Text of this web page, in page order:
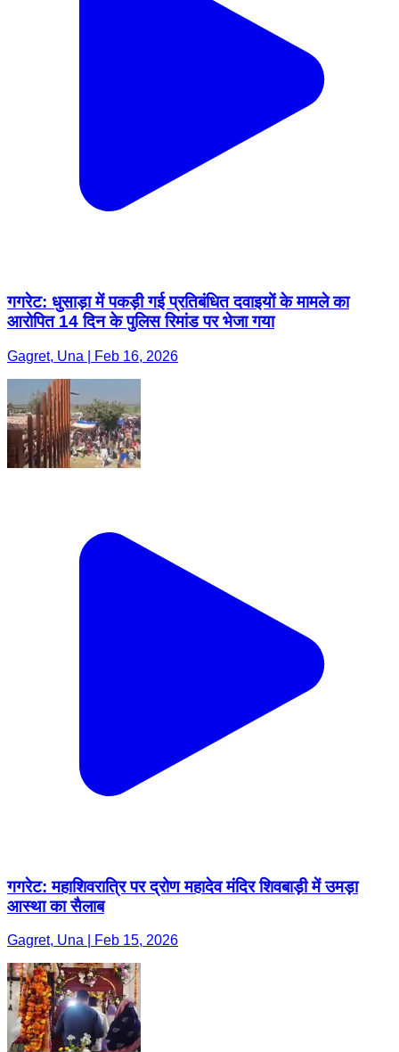
गगरेट: धुसाड़ा में पकड़ी गई प्रतिबंधित दवाइयों के मामले का
आरोपित 14 दिन के पुलिस रिमांड पर भेजा गया
Gagret, Una | Feb 16, 2026
गगरेट: महाशिवरात्रि पर द्रोण महादेव मंदिर शिवबाड़ी में उमड़ा
आस्था का सैलाब
Gagret, Una | Feb 15, 2026